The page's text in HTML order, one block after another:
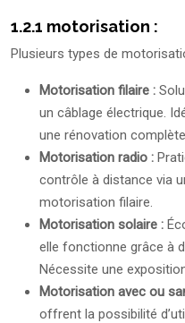
1.2.1 motorisation :
Plusieurs types de
Motorisation filaire :
un câblage électrique.
une rénovation
Motorisation radio :
contrôle à distance via
motorisation filaire.
Motorisation solaire :
elle fonctionne grâce à
Nécessite une
Motorisation avec ou
offrent la possibilité